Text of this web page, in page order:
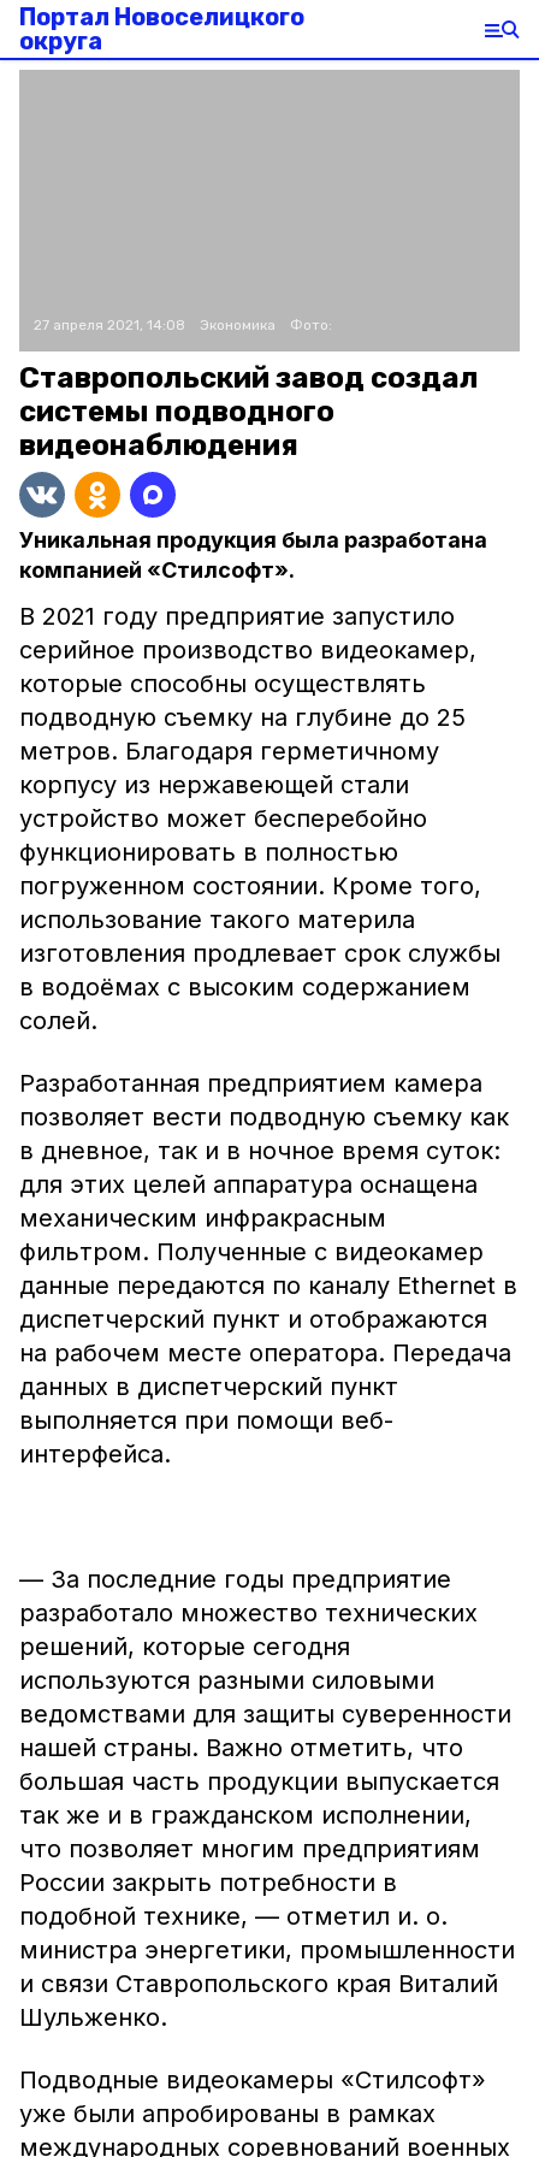
Портал Новоселицкого
округа
27 апреля 2021, 14:08 Экономика Фото:
Ставропольский завод создал
системы подводного
видеонаблюдения
Уникальная продукция была разработана
компанией «Стилсофт».
В 2021 году предприятие запустило
серийное производство видеокамер,
которые способны осуществлять
подводную съемку на глубине до 25
метров. Благодаря герметичному
корпусу из нержавеющей стали
устройство может бесперебойно
функционировать в полностью
погруженном состоянии. Кроме того,
использование такого материла
изготовления продлевает срок службы
в водоёмах с высоким содержанием
солей.
Разработанная предприятием камера
позволяет вести подводную съемку как
в дневное, так и в ночное время суток:
для этих целей аппаратура оснащена
механическим инфракрасным
фильтром. Полученные с видеокамер
данные передаются по каналу Ethernet в
диспетчерский пункт и отображаются
на рабочем месте оператора. Передача
данных в диспетчерский пункт
выполняется при помощи веб-
интерфейса.
— За последние годы предприятие
разработало множество технических
решений, которые сегодня
используются разными силовыми
ведомствами для защиты суверенности
нашей страны. Важно отметить, что
большая часть продукции выпускается
так же и в гражданском исполнении,
что позволяет многим предприятиям
России закрыть потребности в
подобной технике, — отметил и. о.
министра энергетики, промышленности
и связи Ставропольского края Виталий
Шульженко.
Подводные видеокамеры «Стилсофт»
уже были апробированы в рамках
международных соревнований военных